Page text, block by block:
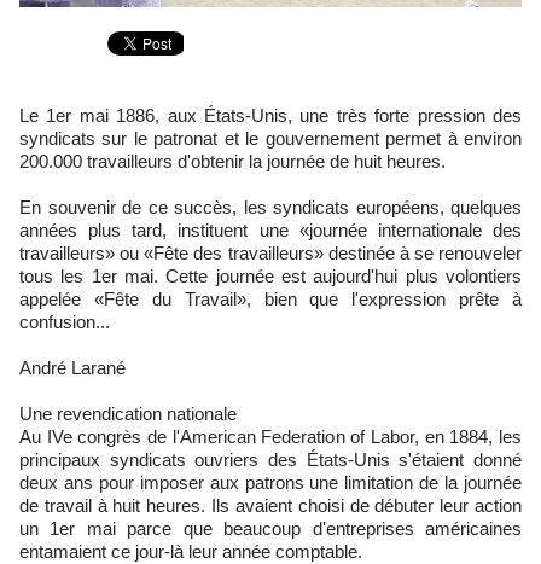
Le 1er mai 1886, aux États-Unis, une très forte pression des
syndicats sur le patronat et le gouvernement permet à environ
200.000 travailleurs d'obtenir la journée de huit heures.
En souvenir de ce succès, les syndicats européens, quelques
années plus tard, instituent une «journée internationale des
travailleurs» ou «Fête des travailleurs» destinée à se renouveler
tous les 1er mai. Cette journée est aujourd'hui plus volontiers
appelée «Fête du Travail», bien que l'expression prête à
confusion...
André Larané
Une revendication nationale
Au IVe congrès de l'American Federation of Labor, en 1884, les
principaux syndicats ouvriers des États-Unis s'étaient donné
deux ans pour imposer aux patrons une limitation de la journée
de travail à huit heures. Ils avaient choisi de débuter leur action
un 1er mai parce que beaucoup d'entreprises américaines
entamaient ce jour-là leur année comptable.